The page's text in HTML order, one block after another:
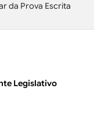
da Prova Escrita
Legislativo